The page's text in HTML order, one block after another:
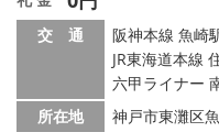
交 通
阪神本線 魚崎
JR東海道本線
六甲ライナー
所在地
神戸市東灘区